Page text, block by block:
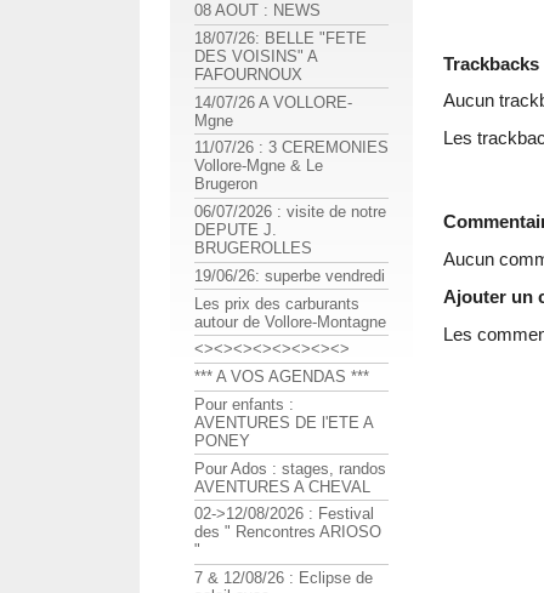
Trackbacks
Aucun
Les
Aucun
Ajouter un
Les
08 AOUT : NEWS
18/07/26: BELLE "FETE
DES VOISINS" A
FAFOURNOUX
14/07/26 A VOLLORE-
Mgne
11/07/26 : 3 CEREMONIES
Vollore-Mgne & Le
Brugeron
06/07/2026 : visite de notre
DEPUTE J.
BRUGEROLLES
19/06/26: superbe vendredi
Les prix des carburants
autour de Vollore-Montagne
<><><><><><><><>
*** A VOS AGENDAS ***
Pour enfants :
AVENTURES DE l'ETE A
PONEY
Pour Ados : stages, randos
AVENTURES A CHEVAL
02->12/08/2026 : Festival
des " Rencontres ARIOSO
"
7 & 12/08/26 : Eclipse de